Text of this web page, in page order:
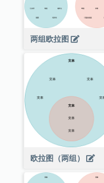
两组欧拉图
欧拉图（两组）